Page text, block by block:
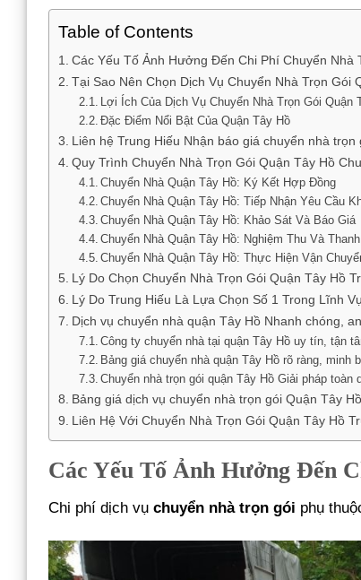
Table of Contents
Các Yếu Tố Ảnh Hưởng Đến Chi Phí Chuyển Nhà
Tại Sao Nên Chọn Dịch Vụ Chuyển Nhà Trọn Gói
Lợi Ích Của Dịch Vụ Chuyển Nhà Trọn Gói Quận
Đặc Điểm Nổi Bật Của Quận Tây Hồ
Liên hệ Trung Hiếu Nhận báo giá chuyển nhà
Quy Trình Chuyển Nhà Trọn Gói Quận Tây Hồ
Chuyển Nhà Quận Tây Hồ: Ký Kết Hợp Đồng
Chuyển Nhà Quận Tây Hồ: Tiếp Nhận Yêu Cầu
Chuyển Nhà Quận Tây Hồ: Khảo Sát Và Báo Giá
Chuyển Nhà Quận Tây Hồ: Nghiệm Thu Và
Chuyển Nhà Quận Tây Hồ: Thực Hiện Vận
Lý Do Chọn Chuyển Nhà Trọn Gói Quận Tây Hồ
Lý Do Trung Hiếu Là Lựa Chọn Số 1 Trong Lĩnh
Dịch vụ chuyển nhà quận Tây Hồ Nhanh chóng,
Công ty chuyển nhà tại quận Tây Hồ uy tín, tận
Bảng giá chuyển nhà quận Tây Hồ rõ ràng, minh
Chuyển nhà trọn gói quận Tây Hồ Giải pháp toàn
Bảng giá dịch vụ chuyển nhà trọn gói Quận Tây
Liên Hệ Với Chuyển Nhà Trọn Gói Quận Tây Hồ
Các Yếu Tố Ảnh Hưởng Đến
Chi phí dịch vụ chuyển nhà trọn gói phụ